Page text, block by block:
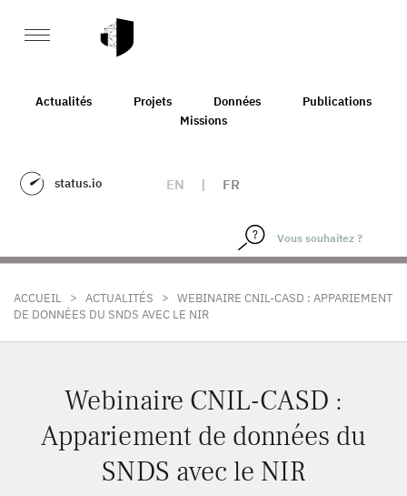
Actualités Projets Données
Publications
Missions
status.io EN | FR
ACCUEIL > ACTUALITÉS > WEBINAIRE CNIL-CASD : APPARIEMENT
DE DONNÉES DU SNDS AVEC LE NIR
Webinaire CNIL-CASD :
Appariement de données du
SNDS avec le NIR